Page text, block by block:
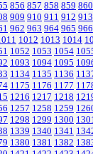
856 857 858 859 860
909 910 911 912 913
962 963 964 965 966
1012 1013 1014
1052 1053 1054
1093 1094 1095
1134 1135 1136
1175 1176 1177
1216 1217 1218
1257 1258 1259
1298 1299 1300
1339 1340 1341
1380 1381 1382